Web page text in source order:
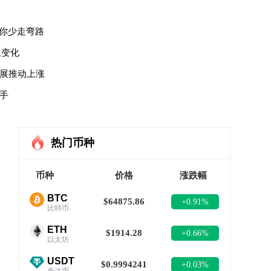
少走弯路
化
推动上涨
热门币种
币种 价格 涨跌幅
BTC
比特币
$64875.86 +0.91%
ETH
以太坊
$1914.28 +0.66%
USDT $0.9994241 +0.03%